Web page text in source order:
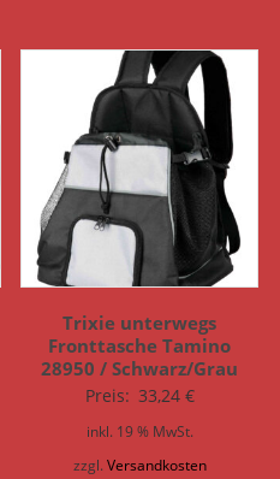
Trixie unterwegs
Fronttasche Tamino
28950 / Schwarz/Grau
Preis: 33,24 €
inkl. 19 % MwSt.
zzgl. Versandkosten